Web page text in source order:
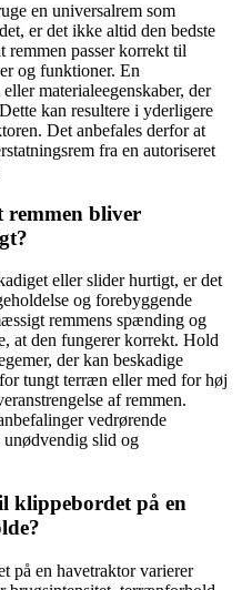
en universalrem som
er det ikke altid den bedste
remmen passer korrekt til
og funktioner. En
materialeegenskaber, der
kan resultere i yderligere
Det anbefales derfor at
fra en autoriseret
remmen bliver
eller slider hurtigt, er det
og forebyggende
remmens spænding og
at den fungerer korrekt. Hold
der kan beskadige
tungt terræn eller med for høj
af remmen.
vedrørende
slid og
klippebordet på en
på en havetraktor varierer